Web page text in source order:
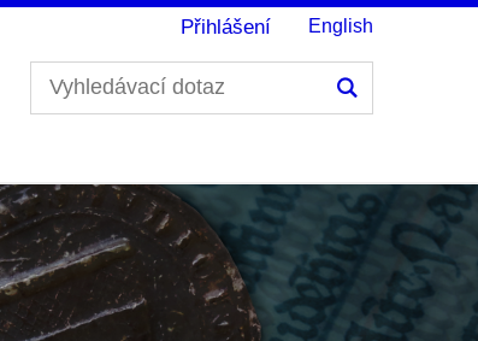
Přihlášení English